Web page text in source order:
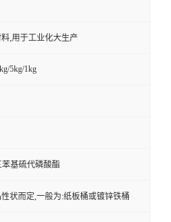
,用于工业化大生产
5kg/1kg
苯基硫代磷酸酯
状而定,一般为:纸板桶或镀锌铁桶